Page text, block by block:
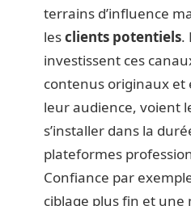
terrains d’influence
lesclients potentiels.
investissent ces
contenus originaux et
leur audience, voient
s’installer dans la
plateformes
Confiance par
ciblage plus fin et